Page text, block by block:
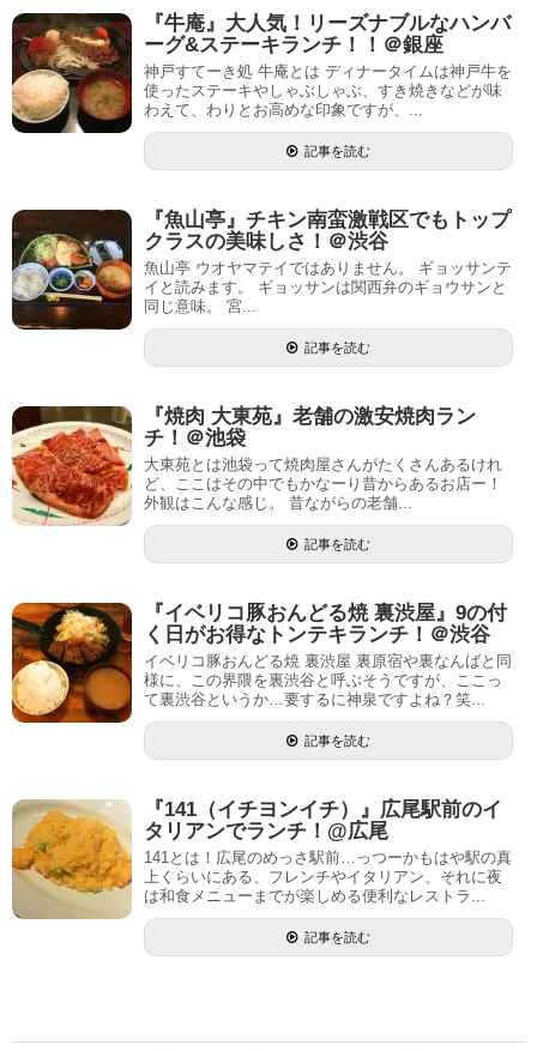
『牛庵』大人気！リーズナブルなハンバ
ーグ&ステーキランチ！！＠銀座
神戸すてーき処 牛庵とは ディナータイムは神戸牛を
使ったステーキやしゃぶしゃぶ、すき焼きなどが味
わえて、わりとお高めな印象ですが、...
記事を読む
『魚山亭』チキン南蛮激戦区でもトップ
クラスの美味しさ！＠渋谷
魚山亭 ウオヤマテイではありません。 ギョッサンテ
イと読みます。 ギョッサンは関西弁のギョウサンと
同じ意味。 宮...
記事を読む
『焼肉 大東苑』老舗の激安焼肉ラン
チ！＠池袋
大東苑とは池袋って焼肉屋さんがたくさんあるけれ
ど、ここはその中でもかなーり昔からあるお店ー！
外観はこんな感じ。 昔ながらの老舗...
記事を読む
『イベリコ豚おんどる焼 裏渋屋』9の付
く日がお得なトンテキランチ！＠渋谷
イベリコ豚おんどる焼 裏渋屋 裏原宿や裏なんばと同
様に、この界隈を裏渋谷と呼ぶそうですが、ここっ
て裏渋谷というか…要するに神泉ですよね？笑...
記事を読む
『141（イチヨンイチ）』広尾駅前のイ
タリアンでランチ！@広尾
141とは！広尾のめっさ駅前…っつーかもはや駅の真
上くらいにある、フレンチやイタリアン、それに夜
は和食メニューまでが楽しめる便利なレストラ...
記事を読む